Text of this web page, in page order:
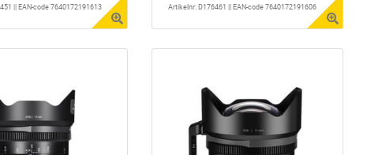
|| EAN-code 7640172191613 Artikelnr: D176461 || EAN-code 7640172191606